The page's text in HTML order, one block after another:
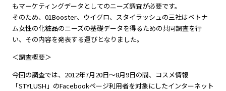
もマーケティングデータとしてのニーズ調査が必要です。
そのため、01Booster、ウイグロ、スタイラッシュの三社はベトナ
ム女性の化粧品のニーズの基礎データを得るための共同調査を行
い、その内容を発表する運びとなりました。
＜調査概要＞
今回の調査では、2012年7月20日～8月9日の間、コスメ情報
「STYLUSH」のFacebookページ利用者を対象にしたインターネット